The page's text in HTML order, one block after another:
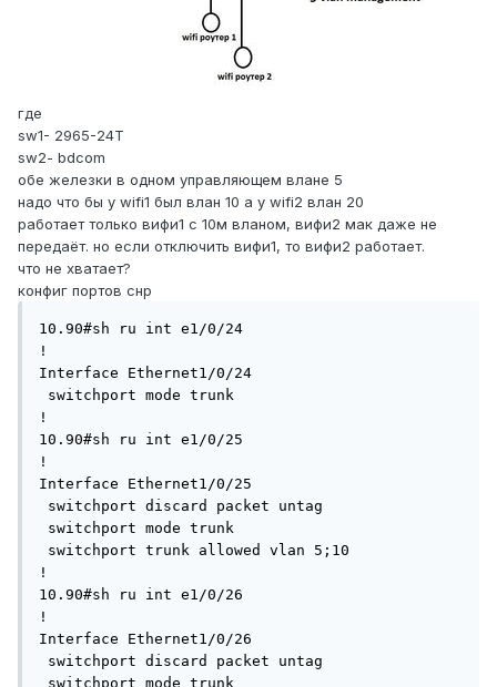
где
sw1- 2965-24T
sw2- bdcom
обе железки в одном управляющем влане 5
надо что бы у wifi1 был влан 10 а у wifi2 влан 20
работает только вифи1 с 10м вланом, вифи2 мак даже не
передаёт. но если отключить вифи1, то вифи2 работает.
что не хватает?
конфиг портов снр
10.90#sh ru int e1/0/24
!
Interface Ethernet1/0/24
!
10.90#sh ru int e1/0/25
!
Interface Ethernet1/0/25
!
10.90#sh ru int e1/0/26
!
Interface Ethernet1/0/26